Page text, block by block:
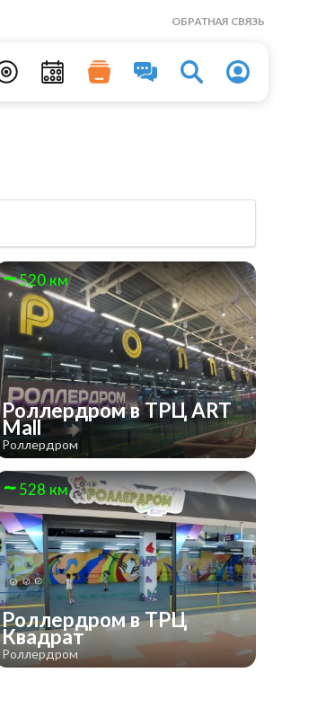
ОБРАТНАЯ СВЯЗЬ
520 км
Роллердром в ТРЦ ART
Mall
Роллердром
528 км
Роллердром в ТРЦ
Квадрат
Роллердром